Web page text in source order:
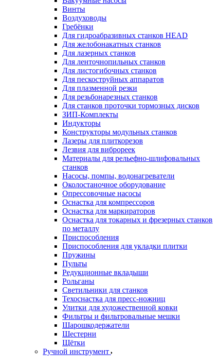
Винты
Воздуховоды
Гребёнки
Для гидроабразивных станков HEAD
Для желобонакатных станков
Для лазерных станков
Для ленточнопильных станков
Для листогибочных станков
Для пескоструйных аппаратов
Для плазменной резки
Для резьбонарезных станков
Для станков проточки тормозных дисков
ЗИП-Комплекты
Индукторы
Конструкторы модульных станков
Лазеры для плиткорезов
Лезвия для виброреек
Материалы для рельефно-шлифовальных
станков
Насосы, помпы, водонагреватели
Околостаночное оборудование
Опрессовочные насосы
Оснастка для компрессоров
Оснастка для маркираторов
Оснастка для токарных и фрезерных станков
по металлу
Приспособления
Приспособления для укладки плитки
Пружины
Пульты
Редукционные вкладыши
Рольганы
Светильники для станков
Техоснастка для пресс-ножниц
Улитки для художественной ковки
Фильтры и фильтровальные мешки
Шарошкодержатели
Шестерни
Щётки
Ручной инструмент